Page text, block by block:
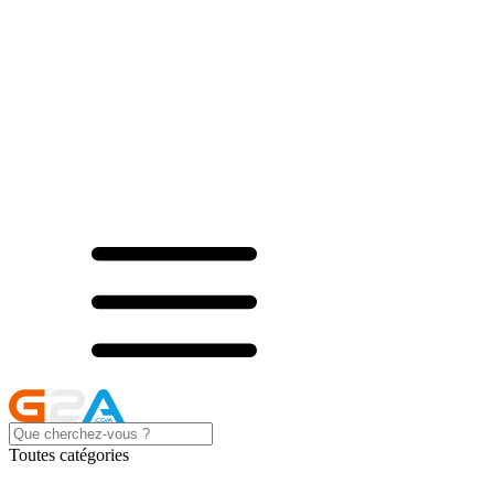
Toutes catégories